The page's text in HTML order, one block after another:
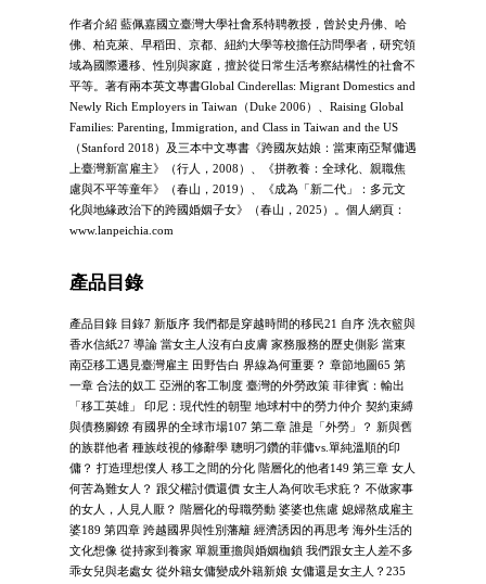
作者介紹 藍佩嘉國立臺灣大學社會系特聘教授，曾於史丹佛、哈
佛、柏克萊、早稻田、京都、紐約大學等校擔任訪問學者，研究領
域為國際遷移、性別與家庭，擅於從日常生活考察結構性的社會不
平等。著有兩本英文專書Global Cinderellas: Migrant Domestics and
Newly Rich Employers in Taiwan（Duke 2006）、Raising Global
Families: Parenting, Immigration, and Class in Taiwan and the US
（Stanford 2018）及三本中文專書《跨國灰姑娘：當東南亞幫傭遇
上臺灣新富雇主》（行人，2008）、《拼教養：全球化、親職焦
慮與不平等童年》（春山，2019）、《成為「新二代」：多元文
化與地緣政治下的跨國婚姻子女》（春山，2025）。個人網頁：
www.lanpeichia.com
產品目錄
產品目錄 目錄7 新版序 我們都是穿越時間的移民21 自序 洗衣籃與
香水信紙27 導論 當女主人沒有白皮膚 家務服務的歷史側影 當東
南亞移工遇見臺灣雇主 田野告白 界線為何重要？ 章節地圖65 第
一章 合法的奴工 亞洲的客工制度 臺灣的外勞政策 菲律賓：輸出
「移工英雄」 印尼：現代性的朝聖 地球村中的勞力仲介 契約束縛
與債務腳鐐 有國界的全球市場107 第二章 誰是「外勞」？ 新與舊
的族群他者 種族歧視的修辭學 聰明刁鑽的菲傭vs.單純溫順的印
傭？ 打造理想僕人 移工之間的分化 階層化的他者149 第三章 女人
何苦為難女人？ 跟父權討價還價 女主人為何吹毛求疪？ 不做家事
的女人，人見人厭？ 階層化的母職勞動 婆婆也焦慮 媳婦熬成雇主
婆189 第四章 跨越國界與性別藩籬 經濟誘因的再思考 海外生活的
文化想像 從持家到養家 單親重擔與婚姻枷鎖 我們跟女主人差不多
乖女兒與老處女 從外籍女傭變成外籍新娘 女傭還是女主人？235